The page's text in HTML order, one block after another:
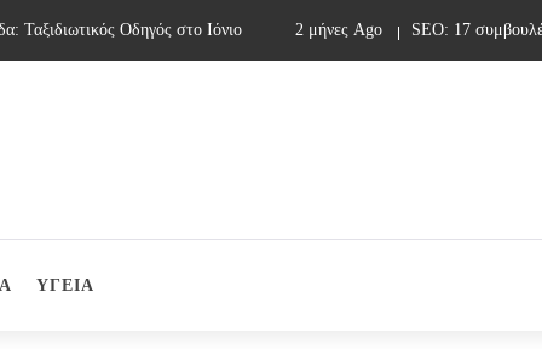
Ταξιδιωτικός Οδηγός στο Ιόνιο 2 μήνες Ago SEO: 17 συμβουλές
ΥΓΕΙΑ